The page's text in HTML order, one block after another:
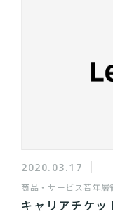
2020.03.17
商品・サービス若年層
キャリアチケッ